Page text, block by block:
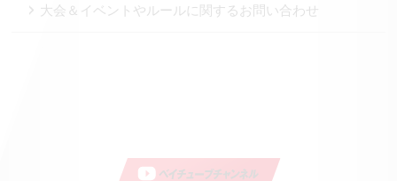
大会＆イベントやルールに関するお問い合わせ